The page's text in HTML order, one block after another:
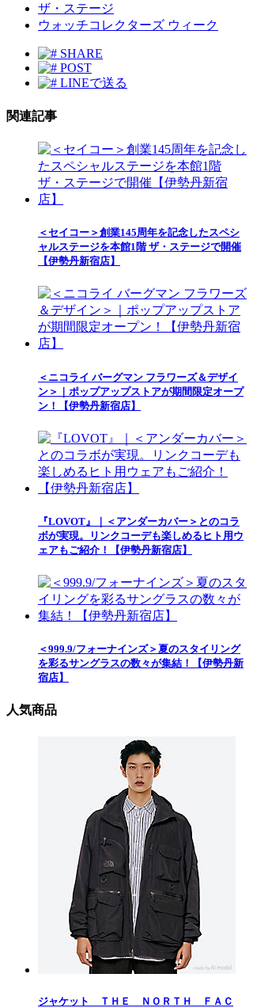
ザ・ステージ
ウォッチコレクターズ ウィーク
SHARE
POST
LINEで送る
関連記事
＜セイコー＞創業145周年を記念したスペシ
ャルステージを本館1階 ザ・ステージで開催
【伊勢丹新宿店】
＜ニコライ バーグマン フラワーズ＆デザイ
ン＞｜ポップアップストアが期間限定オープ
ン！【伊勢丹新宿店】
『LOVOT』｜＜アンダーカバー＞とのコラ
ボが実現。リンクコーデも楽しめるヒト用ウ
ェアもご紹介！【伊勢丹新宿店】
＜999.9/フォーナインズ＞夏のスタイリング
を彩るサングラスの数々が集結！【伊勢丹新
宿店】
人気商品
ジャケット ＴＨＥ ＮＯＲＴＨ ＦＡＣ